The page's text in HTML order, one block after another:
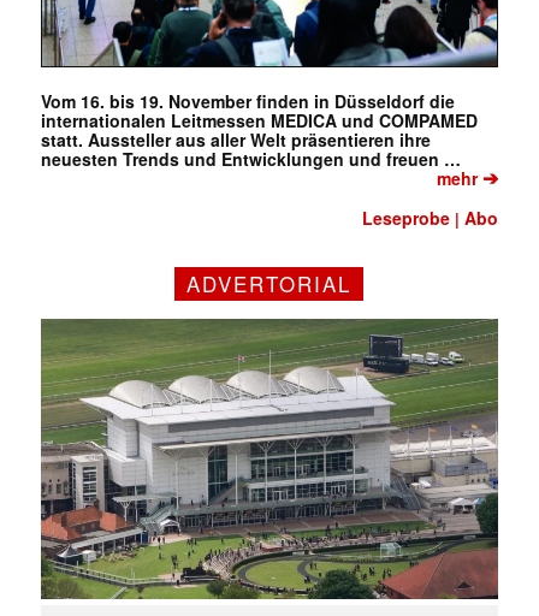
Vom 16. bis 19. November finden in Düsseldorf die
internationalen Leitmessen MEDICA und COMPAMED
statt. Aussteller aus aller Welt präsentieren ihre
neuesten Trends und Entwicklungen und freuen …
mehr➔
Leseprobe |Abo
ADVERTORIAL